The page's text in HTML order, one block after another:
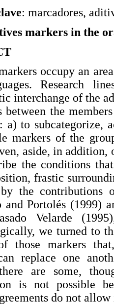
: marcadores,
markers in the
occupy an
Research
interchange of the
between the
a) to subcategorize,
markers of the
aside, in addition,
the conditions
frastic
by the contributions
and Portolés (1999)
Velarde
we turned to
those markers
replace one
are some,
is not possible
do not